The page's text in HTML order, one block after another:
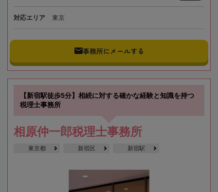
対応エリア 東京
事務所にメールする
【新宿駅徒歩5分】相続に対する確かな経験と知識を持つ
税理士事務所
相原仲一郎税理士事務所
東京都 新宿区 新宿駅